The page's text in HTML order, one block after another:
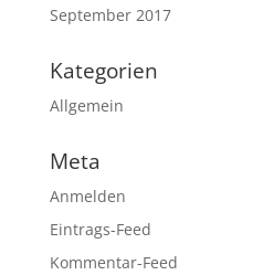
September 2017
Kategorien
Allgemein
Meta
Anmelden
Eintrags-Feed
Kommentar-Feed